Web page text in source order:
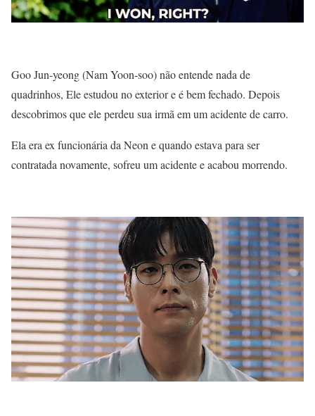
Goo Jun-yeong (Nam Yoon-soo) não entende nada de
quadrinhos, Ele estudou no exterior e é bem fechado. Depois
descobrimos que ele perdeu sua irmã em um acidente de carro.
Ela era ex funcionária da Neon e quando estava para ser
contratada novamente, sofreu um acidente e acabou morrendo.